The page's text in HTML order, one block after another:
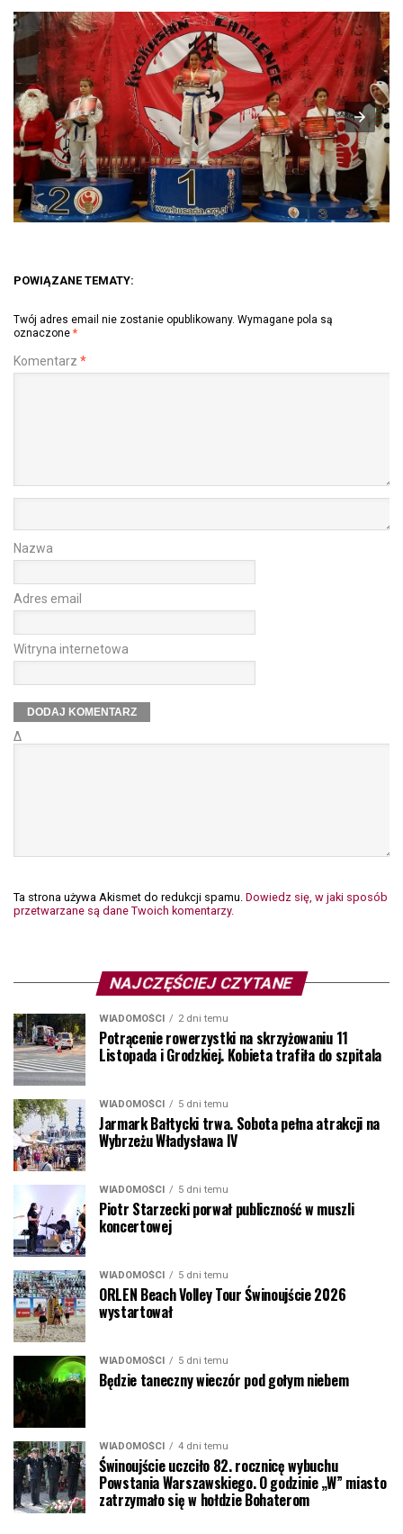
POWIĄZANE TEMATY:
Twój adres email nie zostanie opublikowany. Wymagane pola są
oznaczone *
Komentarz *
Nazwa
Adres email
Witryna internetowa
Δ
Ta strona używa Akismet do redukcji spamu. Dowiedz się, w jaki sposób
przetwarzane są dane Twoich komentarzy.
NAJCZĘŚCIEJ CZYTANE
WIADOMOŚCI 2 dni temu
Potrącenie rowerzystki na skrzyżowaniu 11
Listopada i Grodzkiej. Kobieta trafiła do szpitala
WIADOMOŚCI 5 dni temu
Jarmark Bałtycki trwa. Sobota pełna atrakcji na
Wybrzeżu Władysława IV
WIADOMOŚCI 5 dni temu
Piotr Starzecki porwał publiczność w muszli
koncertowej
WIADOMOŚCI 5 dni temu
ORLEN Beach Volley Tour Świnoujście 2026
wystartował
WIADOMOŚCI 5 dni temu
Będzie taneczny wieczór pod gołym niebem
WIADOMOŚCI 4 dni temu
Świnoujście uczciło 82. rocznicę wybuchu
Powstania Warszawskiego. O godzinie „W” miasto
zatrzymało się w hołdzie Bohaterom